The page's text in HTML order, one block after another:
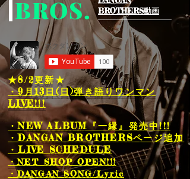
BROS.
BROTHERS動画
★8/2更新★
・9月13日(日)弾き語りワンマン
LIVE!!!
・NEW ALBUM『一縁』発売中!!!
・DANGAN BROTHERSページ追加
・LIVE SCHEDULE
・NET SHOP​ OPEN!!!
・DANGAN SONG/Lyric